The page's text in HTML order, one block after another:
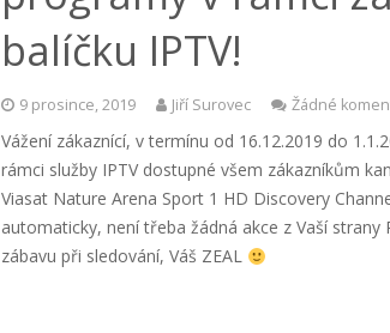
balíčku IPTV!
9 prosince, 2019 Jiří Surovec Žádné
Vážení zákaznící, v termínu od 16.12.2019 do
rámci služby IPTV dostupné všem zákazníkům
Viasat Nature Arena Sport 1 HD Discovery
automaticky, není třeba žádná akce z Vaší
zábavu při sledování, Váš ZEAL